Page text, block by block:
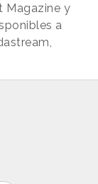
Magazine y
a